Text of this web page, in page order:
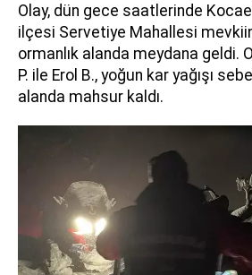
Olay, dün gece saatlerinde
ilçesi Servetiye Mahallesi
ormanlık alanda meydana geldi.
P. ile Erol B., yoğun kar yağışı
alanda mahsur kaldı.